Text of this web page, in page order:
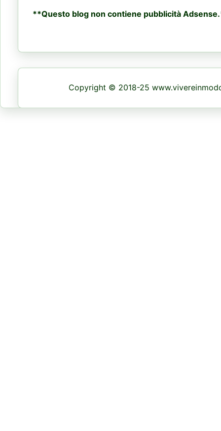
**Questo blog non contiene pubblicità
Copyright © 2018-25